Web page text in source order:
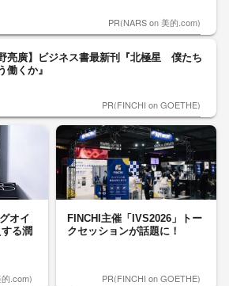
PR(NARS on 美的.com)
野亮廣】ビジネス書最新刊『北極星 僕たち
働くか』
PR(FINCHI on GOETHE)
オイ
る潤
.com)
FINCHI主催「IVS2026」トー
クセッションが話題に！
PR(FINCHI on GOETHE)